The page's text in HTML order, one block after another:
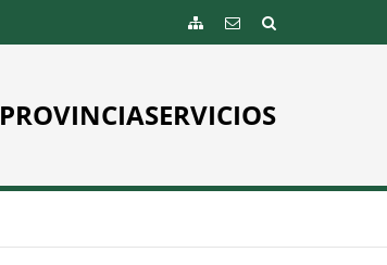
PROVINCIASERVICIOS